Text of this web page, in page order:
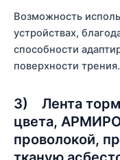
Возможность
устройствах,
способности
поверхности трения.
3) Лента
цвета,
проволокой,